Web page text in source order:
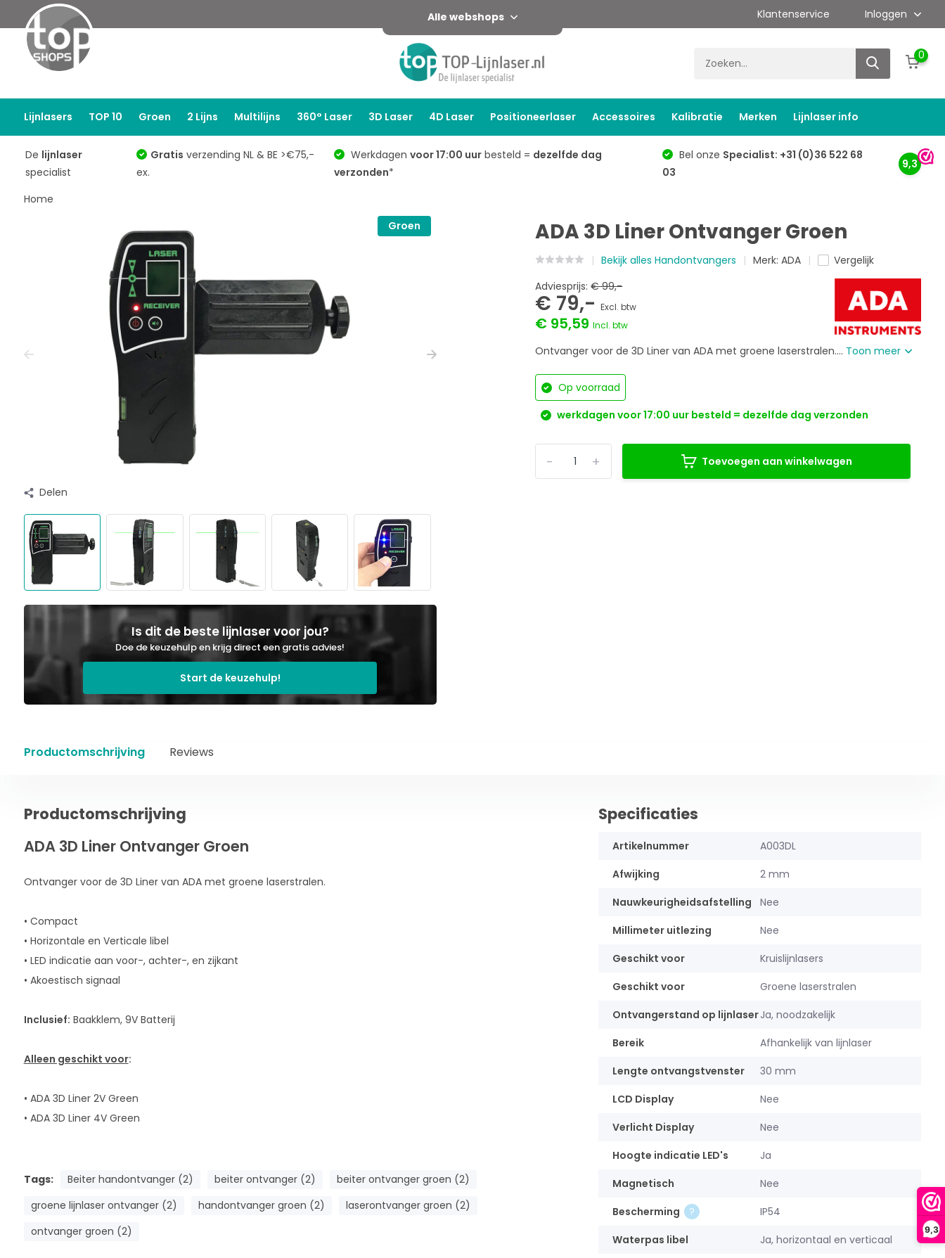
9,3
Alle webshops Klantenservice Inloggen
0
Lijnlasers TOP 10 Groen 2 Lijns Multilijns 360° Laser 3D Laser 4D Laser Positioneerlaser Accessoires Kalibratie Merken Lijnlaser info
De lijnlaser
specialist
Gratis verzending NL & BE >€75,-
ex.
Werkdagen voor 17:00 uurbesteld = dezelfde dag
verzonden*
Bel onze Specialist: +31 (0)36 522 68
03
9,3
Home
Groen
Delen
Is dit de beste lijnlaser voor jou?
Doe de keuzehulp en krijg direct een gratis advies!
Start de keuzehulp!
ADA 3D Liner Ontvanger Groen
Bekijk alles Handontvangers Merk:ADA
Vergelijk
Adviesprijs:€ 99,-
€ 79,-Excl. btw
€ 95,59Incl. btw
Ontvanger voor de 3D Liner van ADA met groene laserstralen.... Toon meer
Op voorraad
werkdagen voor 17:00 uur besteld = dezelfde dag verzonden
+
- Toevoegen aan winkelwagen
Productomschrijving Reviews
Productomschrijving
ADA 3D Liner Ontvanger Groen
Ontvanger voor de 3D Liner van ADA met groene laserstralen.
• Compact
• Horizontale en Verticale libel
• LED indicatie aan voor-, achter-, en zijkant
• Akoestisch signaal
Inclusief: Baakklem, 9V Batterij
Alleen geschikt voor:
• ADA 3D Liner 2V Green
• ADA 3D Liner 4V Green
Tags: Beiter handontvanger (2) beiter ontvanger (2)
beiter ontvanger groen (2)
groene lijnlaser ontvanger (2)
handontvanger groen (2)
laserontvanger groen (2)
ontvanger groen (2)
Specificaties
Artikelnummer
A003DL
Afwijking
2 mm
Nauwkeurigheidsafstelling
Nee
Millimeter uitlezing
Nee
Geschikt voor
Kruislijnlasers
Geschikt voor
Groene laserstralen
Ontvangerstand op lijnlaserJa, noodzakelijk
Bereik
Afhankelijk van lijnlaser
Lengte ontvangstvenster
30 mm
LCD Display
Nee
Verlicht Display
Nee
Hoogte indicatie LED's
Ja
Magnetisch
Nee
Bescherming
IP54
Waterpas libel
Ja, horizontaal en verticaal